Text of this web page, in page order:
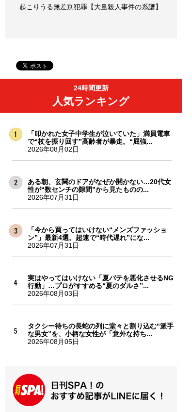
起こりうる無差別犯罪【大量殺人事件の系譜】
24時間更新
人気ランキング
「叩かれた女子中学生が泣いていた」満員電車
で“杖を振り回す”高齢者が暴走。“屈強...
2026年08月02日
ある朝、玄関のドアがなぜか開かない…20代女
性が“数センチの隙間”から見たものの...
2026年07月31日
「今から買ってはいけない“メンズファッショ
ン”」最新4選。超速で“時代遅れ”にな...
2026年07月31日
実はやってはいけない「夏バテを悪化させるNG
行動」…プロがすすめる“夏のダルさ”...
2026年08月03日
タクシー待ちの長蛇の列に堂々と割り込む“派手
な男女”を、小柄な女性が「意外な持ち...
2026年08月05日